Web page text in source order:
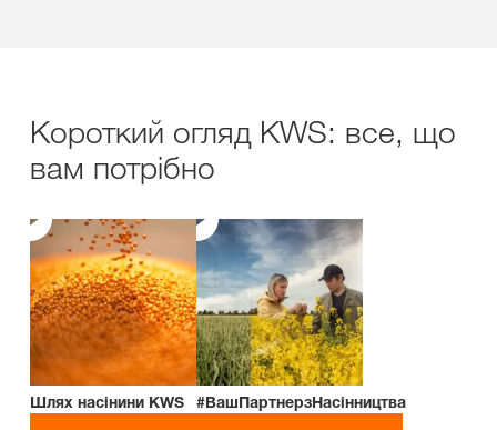
Короткий огляд KWS: все, що
вам потрібно
Шлях насінини KWS #ВашПартнерзНасінництва